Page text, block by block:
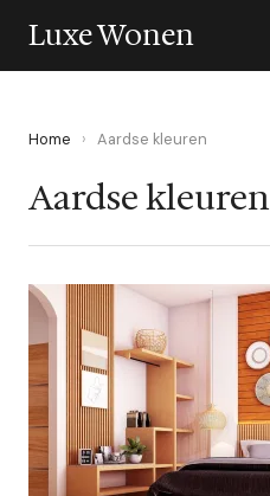
Luxe Wonen
Home › Aardse kleuren
Aardse kleuren